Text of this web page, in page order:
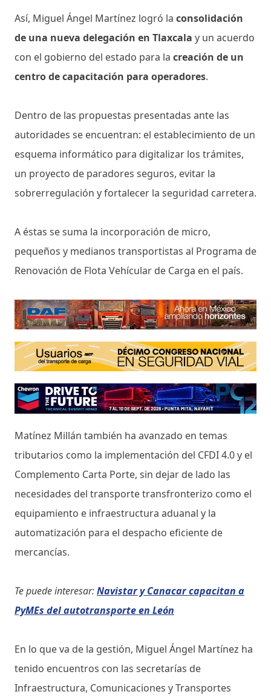
Así, Miguel Ángel Martínez logró la consolidación
de una nueva delegación en Tlaxcala y un acuerdo
con el gobierno del estado para la creación de un
centro de capacitación para operadores.
Dentro de las propuestas presentadas ante las
autoridades se encuentran: el establecimiento de un
esquema informático para digitalizar los trámites,
un proyecto de paradores seguros, evitar la
sobrerregulación y fortalecer la seguridad carretera.
A éstas se suma la incorporación de micro,
pequeños y medianos transportistas al Programa de
Renovación de Flota Vehícular de Carga en el país.
Matínez Millán también ha avanzado en temas
tributarios como la implementación del CFDI 4.0 y el
Complemento Carta Porte, sin dejar de lado las
necesidades del transporte transfronterizo como el
equipamiento e infraestructura aduanal y la
automatización para el despacho eficiente de
mercancías.
Te puede interesar:Navistar y Canacar capacitan a
PyMEs del autotransporte en León
En lo que va de la gestión, Miguel Ángel Martínez ha
tenido encuentros con las secretarías de
Infraestructura, Comunicaciones y Transportes